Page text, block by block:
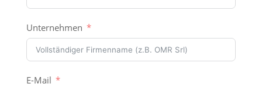
Unternehmen
E-Mail